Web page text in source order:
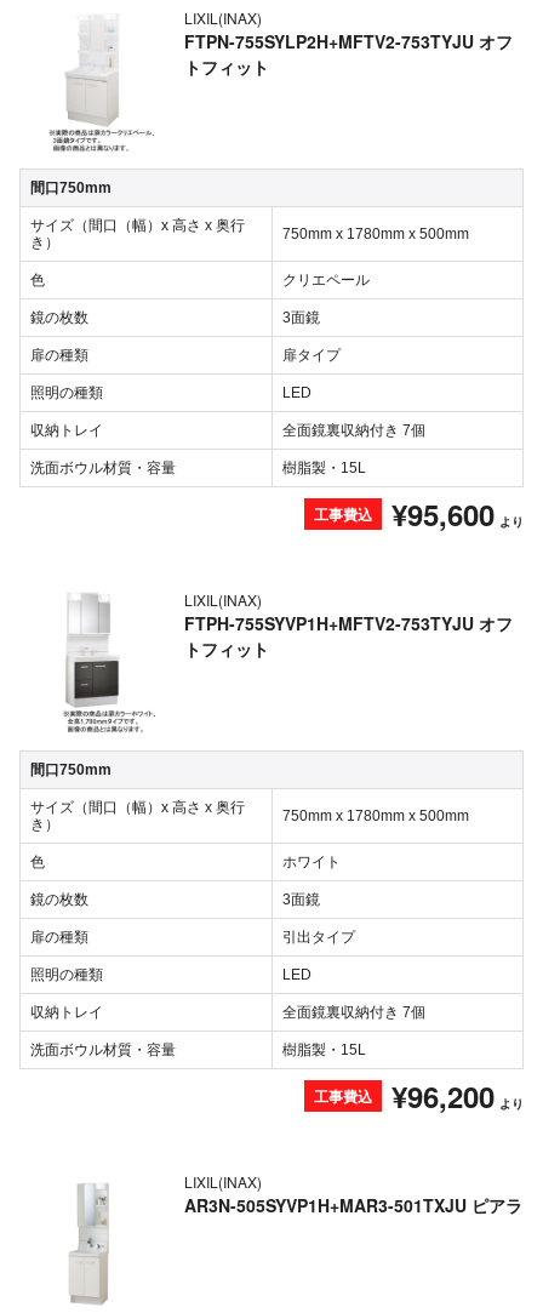
LIXIL(INAX)
FTPN-755SYLP2H+MFTV2-753TYJU オフ
トフィット
間口750mm
サイズ（間口（幅）x 高さ x 奥行
き）
750mm x 1780mm x 500mm
色 クリエペール
鏡の枚数 3面鏡
扉の種類 扉タイプ
照明の種類 LED
収納トレイ 全面鏡裏収納付き 7個
洗面ボウル材質・容量 樹脂製・15L
工事費込 ¥95,600 より
LIXIL(INAX)
FTPH-755SYVP1H+MFTV2-753TYJU オフ
トフィット
間口750mm
サイズ（間口（幅）x 高さ x 奥行
き）
750mm x 1780mm x 500mm
色 ホワイト
鏡の枚数 3面鏡
扉の種類 引出タイプ
照明の種類 LED
収納トレイ 全面鏡裏収納付き 7個
洗面ボウル材質・容量 樹脂製・15L
工事費込 ¥96,200 より
LIXIL(INAX)
AR3N-505SYVP1H+MAR3-501TXJU ピアラ